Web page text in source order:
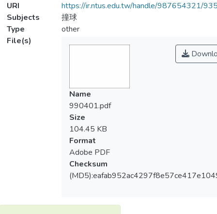
URI
https://ir.ntus.edu.tw/handle/987654321/
Subjects
撞球
Type
other
File(s)
Name
990401.pdf
Size
104.45 KB
Format
Adobe PDF
Checksum